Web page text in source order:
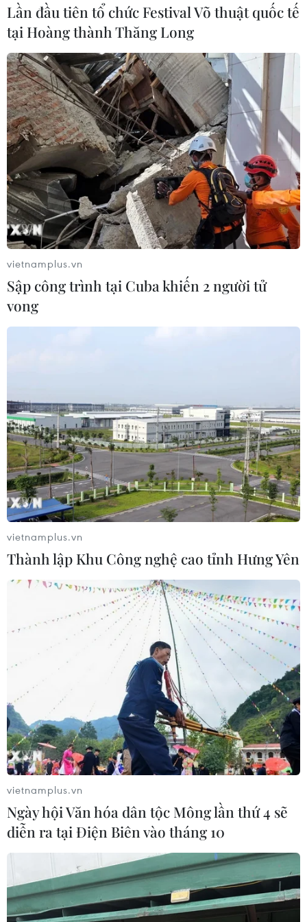
ngành, địa phương đã tiến hành 3.572 cuộc thanh tra,
kiểm tra đối với 4.287 cơ quan, tổ chức thuộc, trực thuộc,
trong đó có 327 cuộc đột xuất.
Kiến nghị Đắk Nông xử lý 41 trường hợp
bổ nhiệm không đủ tiêu chuẩn
ngày 28/12/2017 chưa đáp ứng đầy đủ một hoặc một
số điều kiện, tiêu chuẩn chức danh.
Đề nghị Sơn La xử lý sai phạm trong tuyển
dụng, bổ nhiệm công chức
09/02/2021 03:46
16 công chức của Sơn La được bổ nhiệm giữ chức vụ
lãnh đạo, quản lý thiếu tiêu chuẩn; 26 trường hợp quyết
định tuyển dụng công chức, viên chức không đảm bảo
điều kiện, tiêu chuẩn, trình tự, thủ tục.
Lần đầu tiên tổ chức Festival Võ thuật quốc tế
tại Hoàng thành Thăng Long
vietnamplus.vn
Sập công trình tại Cuba khiến 2 người tử
vong
vietnamplus.vn
Thành lập Khu Công nghệ cao tỉnh Hưng Yên
vietnamplus.vn
Ngày hội Văn hóa dân tộc Mông lần thứ 4 sẽ
diễn ra tại Điện Biên vào tháng 10